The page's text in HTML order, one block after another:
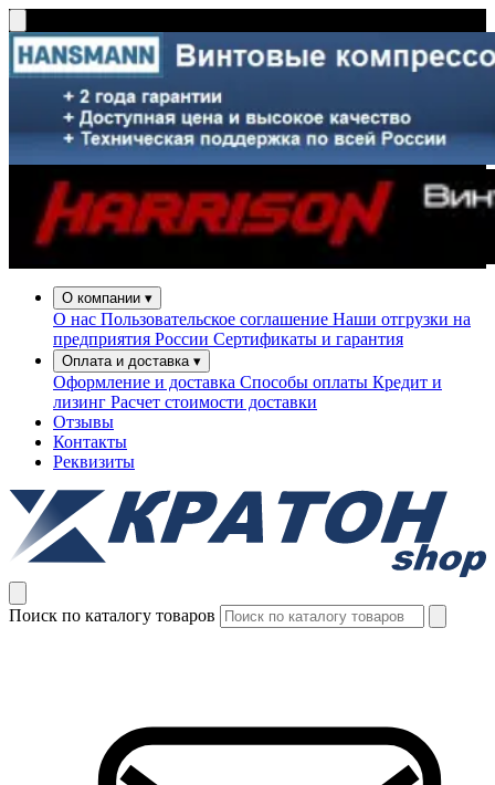
О компании ▾
О нас Пользовательское соглашение Наши отгрузки на
предприятия России Сертификаты и гарантия
Оплата и доставка ▾
Оформление и доставка Способы оплаты Кредит и
лизинг Расчет стоимости доставки
Отзывы
Контакты
Реквизиты
Поиск по каталогу товаров